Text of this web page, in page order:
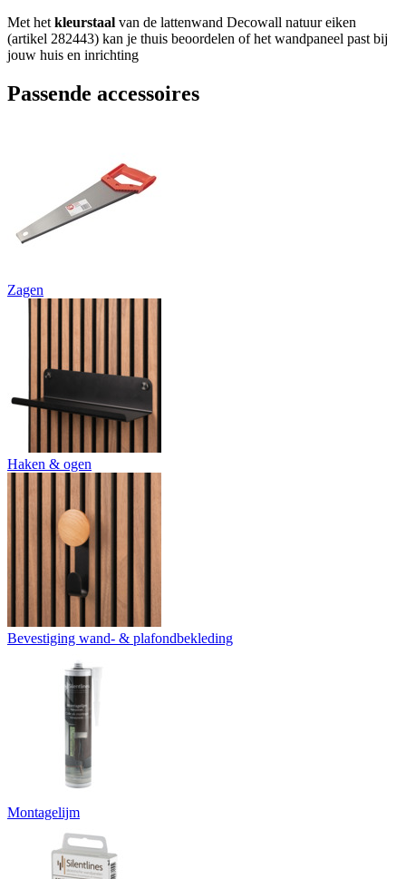
Met het kleurstaal van de lattenwand Decowall natuur eiken
(artikel 282443) kan je thuis beoordelen of het wandpaneel past bij
jouw huis en inrichting
Passende accessoires
Zagen
Haken & ogen
Bevestiging wand- & plafondbekleding
Montagelijm